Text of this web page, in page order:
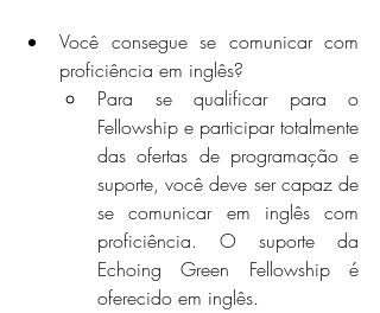
Você consegue se comunicar com
proficiência em inglês?
Para se qualificar para o
Fellowship e participar totalmente
das ofertas de programação e
suporte, você deve ser capaz de
se comunicar em inglês com
proficiência. O suporte da
Echoing Green Fellowship é
oferecido em inglês.